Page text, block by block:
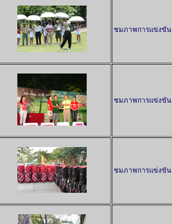
ชมภาพการแข่งขัน
ชมภาพการแข่งขัน
ชมภาพการแข่งขัน